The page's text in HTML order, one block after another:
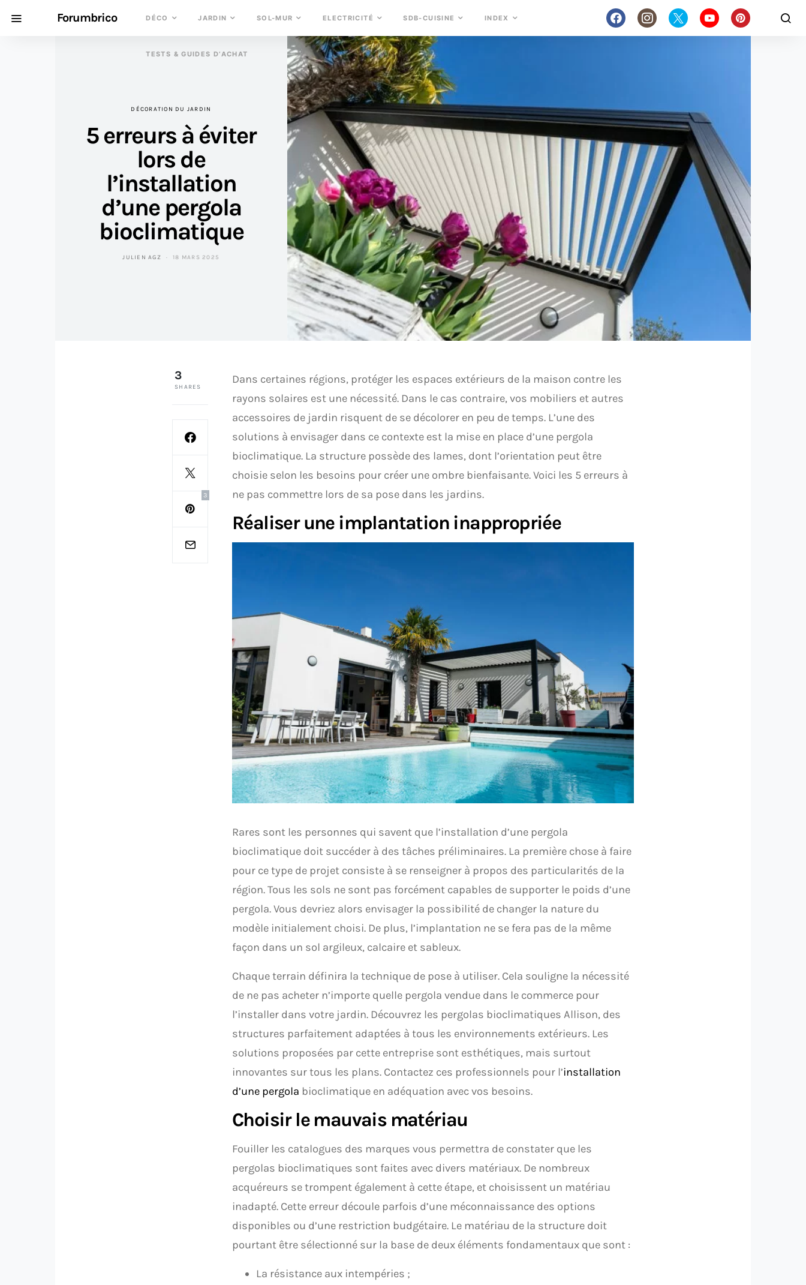
Forumbrico DÉCO JARDIN SOL-MUR ELECTRICITÉ SDB-CUISINE INDEX
TESTS & GUIDES D’ACHAT
DÉCORATION DU JARDIN
5 erreurs à éviter
lors de
l’installation
d’une pergola
bioclimatique
JULIEN AGZ 18 MARS 2025
3
SHARES
3
Dans certaines régions, protéger les espaces extérieurs de la maison contre les
rayons solaires est une nécessité. Dans le cas contraire, vos mobiliers et autres
accessoires de jardin risquent de se décolorer en peu de temps. L’une des
solutions à envisager dans ce contexte est la mise en place d’une pergola
bioclimatique. La structure possède des lames, dont l’orientation peut être
choisie selon les besoins pour créer une ombre bienfaisante. Voici les 5 erreurs à
ne pas commettre lors de sa pose dans les jardins.
Réaliser une implantation inappropriée
Rares sont les personnes qui savent que l’installation d’une pergola
bioclimatique doit succéder à des tâches préliminaires. La première chose à faire
pour ce type de projet consiste à se renseigner à propos des particularités de la
région. Tous les sols ne sont pas forcément capables de supporter le poids d’une
pergola. Vous devriez alors envisager la possibilité de changer la nature du
modèle initialement choisi. De plus, l’implantation ne se fera pas de la même
façon dans un sol argileux, calcaire et sableux.
Chaque terrain définira la technique de pose à utiliser. Cela souligne la nécessité
de ne pas acheter n’importe quelle pergola vendue dans le commerce pour
l’installer dans votre jardin. Découvrez les pergolas bioclimatiques Allison, des
structures parfaitement adaptées à tous les environnements extérieurs. Les
solutions proposées par cette entreprise sont esthétiques, mais surtout
innovantes sur tous les plans. Contactez ces professionnels pour l’installation
d’une pergola bioclimatique en adéquation avec vos besoins.
Choisir le mauvais matériau
Fouiller les catalogues des marques vous permettra de constater que les
pergolas bioclimatiques sont faites avec divers matériaux. De nombreux
acquéreurs se trompent également à cette étape, et choisissent un matériau
inadapté. Cette erreur découle parfois d’une méconnaissance des options
disponibles ou d’une restriction budgétaire. Le matériau de la structure doit
pourtant être sélectionné sur la base de deux éléments fondamentaux que sont :
La résistance aux intempéries ;